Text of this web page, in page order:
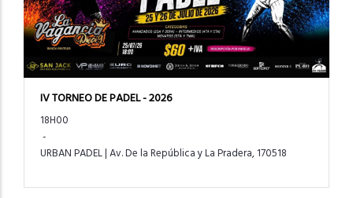
IV TORNEO DE PADEL - 2026
18H00
-
URBAN PADEL | Av. De la República y La Pradera, 170518